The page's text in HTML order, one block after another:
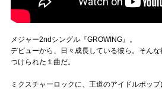
メジャー2ndシングル『GROWING』。
デビューから、日々成長している彼ら。そん
つけられた１曲だ。
ミクスチャーロックに、王道のアイドルポッ